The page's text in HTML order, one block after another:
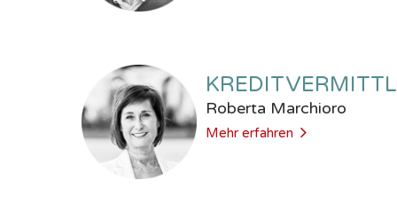
Roberta Marchioro
Mehr erfahren